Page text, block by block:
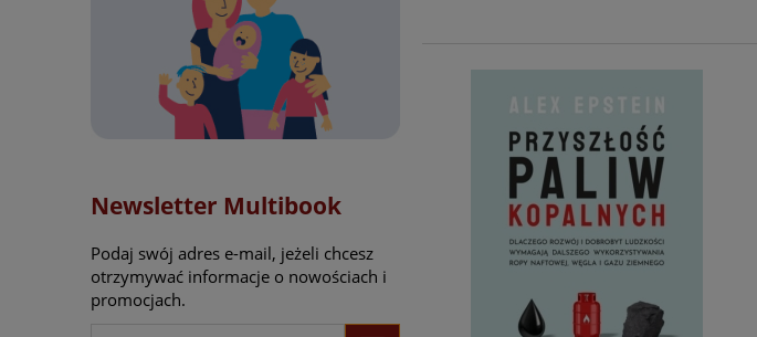
Newsletter Multibook
Podaj swój adres e-mail, jeżeli chcesz
otrzymywać informacje o nowościach i
promocjach.